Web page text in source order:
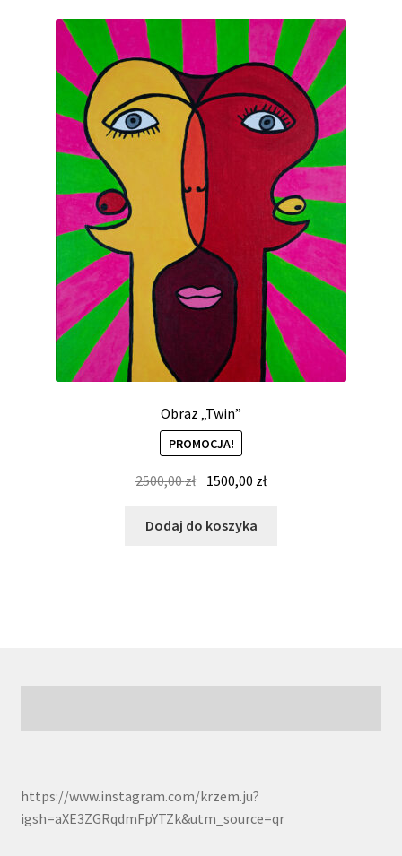
Obraz „Twin”
PROMOCJA!
2500,00zł Pierwotna
wynosiła:
1500,00 złAktualna
Dodaj do koszyka
https://www.instagram.com/krzem.ju?
igsh=aXE3ZGRqdmFpYTZk&utm_source=qr